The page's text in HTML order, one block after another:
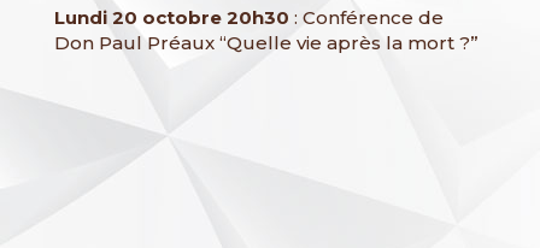
Lundi 20 octobre 20h30 : Conférence de
Don Paul Préaux “Quelle vie après la mort ?”